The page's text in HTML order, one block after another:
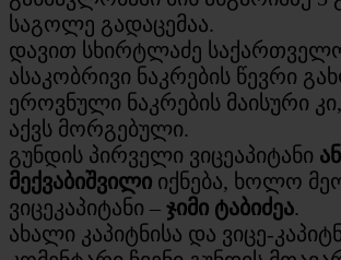
საგოლე გადაცემაა.
​დავით სხირტლაძე
ასაკობრივი ნაკრების წევრი
ეროვნული ნაკრების მაისური
აქვს მორგებული.
გუნდის პირველი ვიცეაპიტანი
მექვაბიშვილი იქნება, ხოლო
ვიცეკაპიტანი – ჯიმი ტაბიძეა.
ახალი კაპიტნისა და ვიცე-